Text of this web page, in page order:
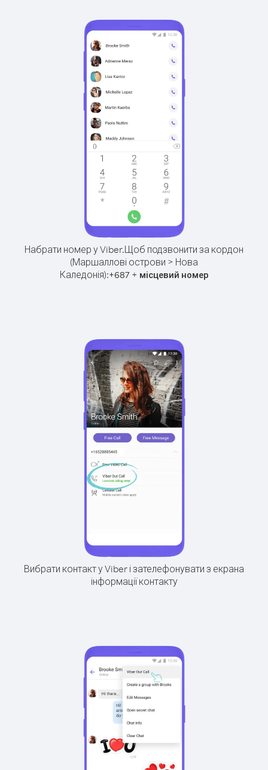
Набрати номер у Viber.Щоб подзвонити за кордон
(Маршаллові острови > Нова
Каледонія):+687+ місцевий номер
Вибрати контакт у Viber і зателефонувати з екрана
інформації контакту